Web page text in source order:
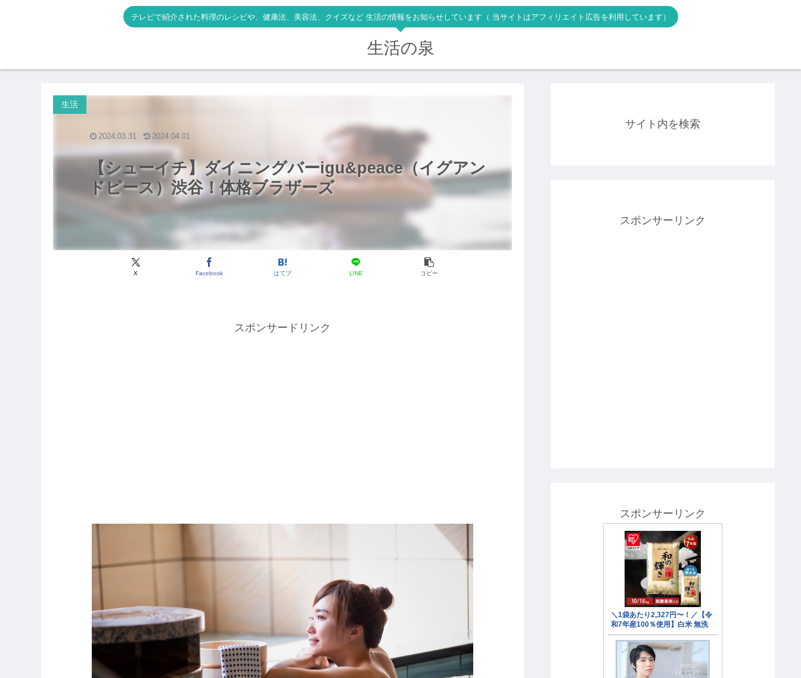
テレビで紹介された料理のレシピや、健康法、美容法、クイズなど 生活の情報をお知らせしています（ 当サイトはアフィリエイト広告を利用しています）
生活の泉
【シューイチ】ダイニングバーigu&peace（イグアン
ドピース）渋谷！体格ブラザーズ
生活
X Facebook はてブ LINE コピー
2024.03.31 2024.04.01
スポンサードリンク
サイト内を検索
スポンサーリンク
スポンサーリンク